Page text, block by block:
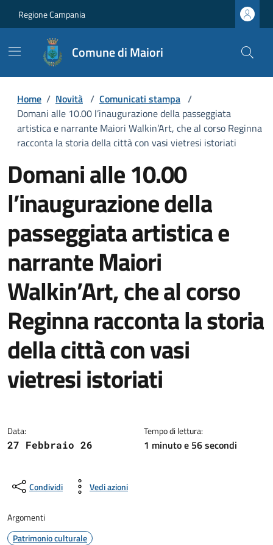
Regione Campania
Comune di Maiori
Home / Novità / Comunicati stampa /
Domani alle 10.00 l’inaugurazione della passeggiata
artistica e narrante Maiori Walkin’Art, che al corso Reginna
racconta la storia della città con vasi vietresi istoriati
Domani alle 10.00
l’inaugurazione della
passeggiata artistica e
narrante Maiori
Walkin’Art, che al corso
Reginna racconta la storia
della città con vasi
vietresi istoriati
Data:
27 Febbraio 26
Tempo di lettura:
1 minuto e 56 secondi
Condividi Vedi azioni
Argomenti
Patrimonio culturale